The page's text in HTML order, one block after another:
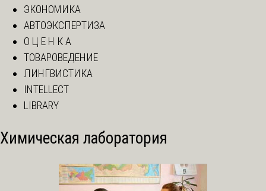
ЭКОНОМИКА
АВТОЭКСПЕРТИЗА
О Ц Е Н К А
ТОВАРОВЕДЕНИЕ
ЛИНГВИСТИКА
INTELLECT
LIBRARY
Химическая лаборатория